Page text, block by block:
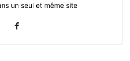
un seul et même site